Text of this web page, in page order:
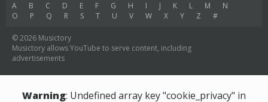
A B C D E F G H I J K L M
N
O
P Q R S T U V W X Y Z #
© 2026 Musictory
Musictory allows YouTube to serve content, including
advertisements
Warning: Undefined array key "cookie_privacy" in